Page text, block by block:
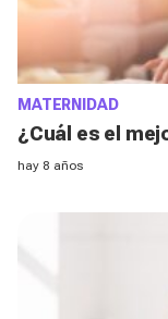
MATERNIDAD
¿Cuál es el
hay 8 años